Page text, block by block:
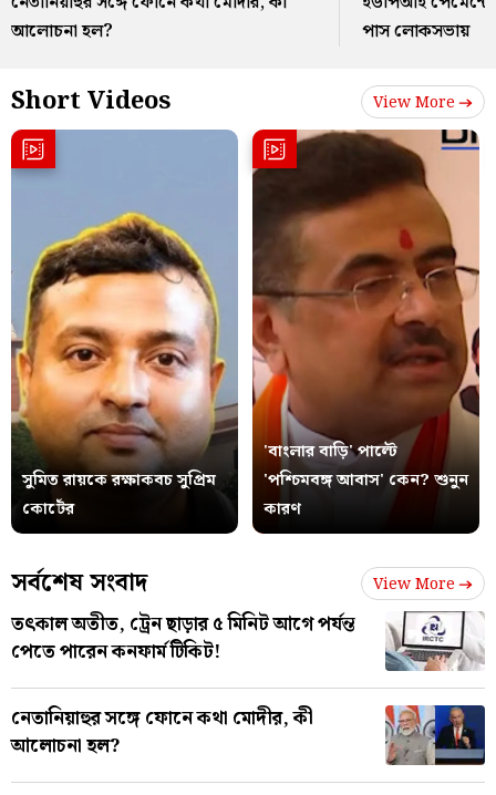
আলোচনা হল?
পাস লোকসভায়
Short Videos View More
সুমিত রায়কে রক্ষাকবচ সুপ্রিম
কোর্টের
'বাংলার বাড়ি' পাল্টে
'পশ্চিমবঙ্গ আবাস' কেন? শুনুন
কারণ
সর্বশেষ সংবাদ View More
তৎকাল অতীত, ট্রেন ছাড়ার ৫ মিনিট আগে পর্যন্ত
পেতে পারেন কনফার্ম টিকিট!
নেতানিয়াহুর সঙ্গে ফোনে কথা মোদীর, কী
আলোচনা হল?